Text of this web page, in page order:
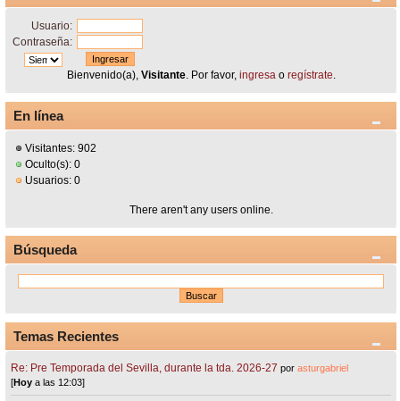
Usuario:
Contraseña:
Bienvenido(a), Visitante. Por favor, ingresa o regístrate
En línea
Visitantes: 902
Oculto(s): 0
Usuarios: 0
There aren't any users online.
Búsqueda
Temas Recientes
Re: Pre Temporada del Sevilla, durante la tda. 2026-27 porasturgabriel
[Hoy a las 12:03]